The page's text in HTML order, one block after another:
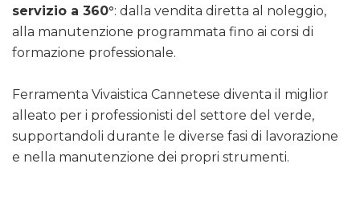
servizio a 360°: dalla vendita diretta al noleggio,
alla manutenzione programmata fino ai corsi di
formazione professionale.
Ferramenta Vivaistica Cannetese diventa il miglior
alleato per i professionisti del settore del verde,
supportandoli durante le diverse fasi di lavorazione
e nella manutenzione dei propri strumenti.